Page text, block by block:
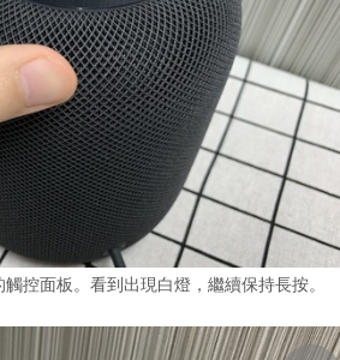
控面板。看到出現白燈，繼續保持長按。